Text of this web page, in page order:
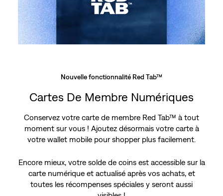
Nouvelle fonctionnalité Red Tab™
Cartes De Membre Numériques
Conservez votre carte de membre Red Tab™ à tout
moment sur vous ! Ajoutez désormais votre carte à
votre wallet mobile pour shopper plus facilement.
Encore mieux, votre solde de coins est accessible sur la
carte numérique et actualisé après vos achats, et
toutes les récompenses spéciales y seront aussi